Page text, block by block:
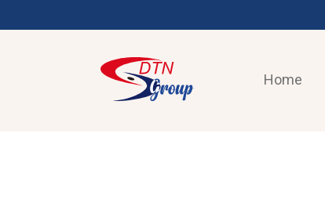
Home